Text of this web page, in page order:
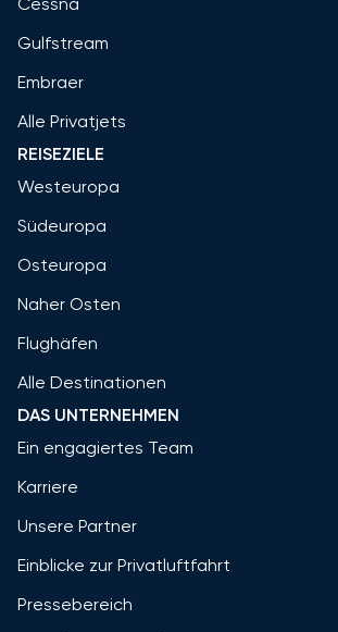
Gulfstream
Embraer
Alle Privatjets
REISEZIELE
Westeuropa
Südeuropa
Osteuropa
Naher Osten
Flughäfen
Alle Destinationen
DAS UNTERNEHMEN
Ein engagiertes Team
Karriere
Unsere Partner
Einblicke zur Privatluftfahrt
Pressebereich